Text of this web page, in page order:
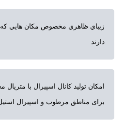
زيباي ظاهري مخصوص مكان هايي كه
دارند
امکان تولید کانال اسپیرال با
برای مناطق مرطوب و اسپیرال